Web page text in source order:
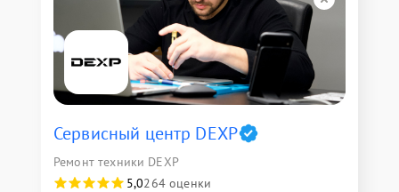
Сервисный центр DEXP
Ремонт техники DEXP
5,0264 оценки